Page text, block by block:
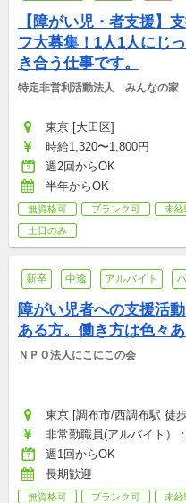
【障がい児・者支援】
フ大募集！1人1人にじ
き合う仕事です。
特定非営利活動法人　みんなの家
東京 [大田区]
時給1,320〜1,800円
週2回からOK
半年からOK
無資格可 ブランク可 未経
土日のみ
新卒 中途 アルバイト
障がい児者への支援活
ある方。働き方は色々あ
ＮＰＯ法人にこにこの会
東京 [調布市/西調布駅 徒
非常勤職員(アルバイト）
週1回からOK
長期歓迎
無資格可 ブランク可 未経